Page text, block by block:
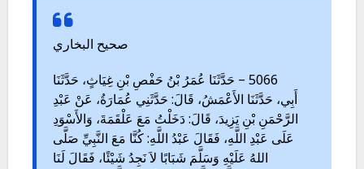
صحيح البخاري
5066 – حَدَّثَنَا عُمَرُ بْنُ حَفْصِ بْنِ غِيَاثٍ، حَدَّثَنَا
أَبِي، حَدَّثَنَا الأَعْمَشُ، قَالَ: حَدَّثَنِي عُمَارَةُ، عَنْ عَبْدِ
الرَّحْمَنِ بْنِ يَزِيدَ، قَالَ: دَخَلْتُ مَعَ عَلْقَمَةَ، وَالأَسْوَدِ
عَلَى عَبْدِ اللَّهِ، فَقَالَ عَبْدُ اللَّهِ: كُنَّا مَعَ النَّبِيِّ صَلَّى
اللهُ عَلَيْهِ وَسَلَّمَ شَبَابًا لاَ نَجِدُ شَيْئًا، فَقَالَ لَنَا